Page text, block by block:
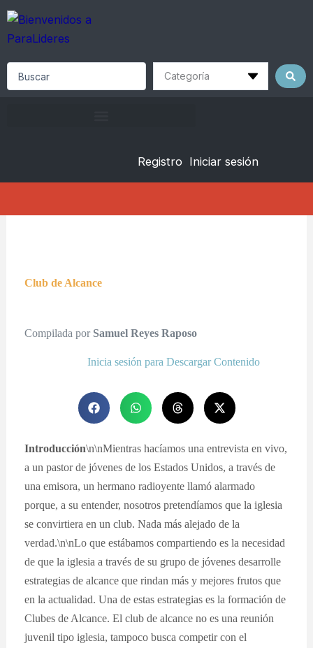
Skip
content
Registro Iniciar sesión
Club de Alcance
Compilada por Samuel Reyes Raposo
Inicia sesión para Descargar Contenido
Introducción\n\nMientras hacíamos una entrevista en vivo,
a un pastor de jóvenes de los Estados Unidos, a través de
una emisora, un hermano radioyente llamó alarmado
porque, a su entender, nosotros pretendíamos que la iglesia
se convirtiera en un club. Nada más alejado de la
verdad.\n\nLo que estábamos compartiendo es la necesidad
de que la iglesia a través de su grupo de jóvenes desarrolle
estrategias de alcance que rindan más y mejores frutos que
en la actualidad. Una de estas estrategias es la formación de
Clubes de Alcance. El club de alcance no es una reunión
juvenil tipo iglesia, tampoco busca competir con el